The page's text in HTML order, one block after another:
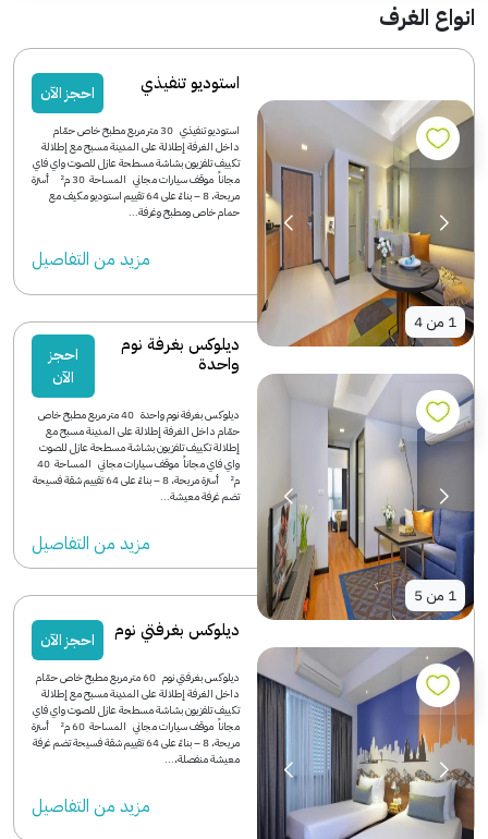
انواع الغرف
1 من4
استوديو تنفيذي احجز الآن
استوديو تنفيذي 30 متر مربع مطبخ خاص حمّام
داخل الغرفة إطلالة على المدينة مسبح مع إطلالة
تكييف تلفزيون بشاشة مسطحة عازل للصوت واي فاي
مجاناً موقف سيارات مجاني المساحة 30 م² أسرّة
مريحة، 8 – بناءً على 64 تقييم استوديو مكيف مع
حمام خاص ومطبخ وغرفة...
مزید من التفاصیل
1 من5
ديلوكس بغرفة نوم
واحدة
احجز
الآن
ديلوكس بغرفة نوم واحدة 40 متر مربع مطبخ خاص
حمّام داخل الغرفة إطلالة على المدينة مسبح مع
إطلالة تكييف تلفزيون بشاشة مسطحة عازل للصوت
واي فاي مجاناً موقف سيارات مجاني المساحة 40
م² أسرّة مريحة، 8 – بناءً على 64 تقييم شقة فسيحة
تضم غرفة معيشة...
مزید من التفاصیل
ديلوكس بغرفتي نوم احجز الآن
ديلوكس بغرفتي نوم 60 متر مربع مطبخ خاص حمّام
داخل الغرفة إطلالة على المدينة مسبح مع إطلالة
تكييف تلفزيون بشاشة مسطحة عازل للصوت واي فاي
مجاناً موقف سيارات مجاني المساحة 60 م² أسرّة
مريحة، 8 – بناءً على 64 تقييم شقة فسيحة تضم غرفة
معيشة منفصلة،...
مزید من التفاصیل